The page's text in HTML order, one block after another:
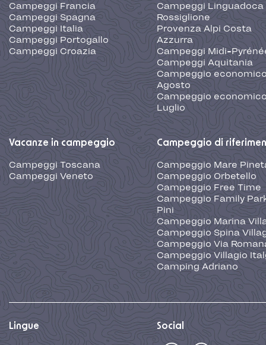
Campeggi Francia
Campeggi Spagna
Campeggi Italia
Campeggi Portogallo
Campeggi Croazia
Campeggi Linguadoca
Rossiglione
Provenza Alpi Costa
Azzurra
Campeggi Midi-
Campeggi Aquitania
Campeggio
Agosto
Campeggio
Luglio
Vacanze in campeggio
Campeggi Toscana
Campeggi Veneto
Campeggio di
Campeggio Mare
Campeggio Orbetello
Campeggio Free Time
Campeggio Family
Pini
Campeggio Marina
Campeggio Spina
Campeggio Via
Campeggio Villagio
Camping Adriano
Lingue Social